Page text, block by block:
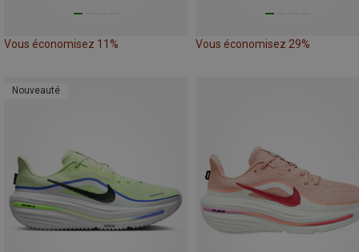
Vous économisez 11% Vous économisez 29%
Nouveauté